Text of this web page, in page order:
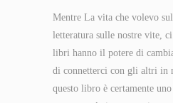
Mentre La vita che volevo
letteratura sulle nostre vite,
libri hanno il potere di
di connetterci con gli altri in
questo libro è certamente